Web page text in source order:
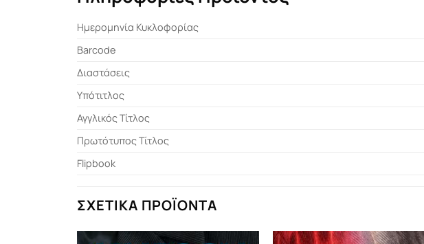
Ημερομηνία Κυκλοφορίας
Barcode
Διαστάσεις
Υπότιτλος
Αγγλικός Τίτλος
Πρωτότυπος Τίτλος
Flipbook
ΣΧΕΤΙΚΆ ΠΡΟΪΌΝΤΑ